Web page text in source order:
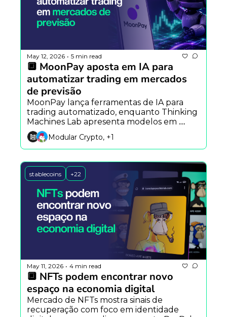
May 12, 2026 • 5 min read
🔲 MoonPay aposta em IA para
automatizar trading em mercados
de previsão
MoonPay lança ferramentas de IA para
trading automatizado, enquanto Thinking
Machines Lab apresenta modelos em
tempo real e a OpenAI entra na corrida da
cibersegurança com o Daybreak.
Modular Crypto, +1
stablecoins +22
May 11, 2026 • 4 min read
🔲 NFTs podem encontrar novo
espaço na economia digital
Mercado de NFTs mostra sinais de
recuperação com foco em identidade